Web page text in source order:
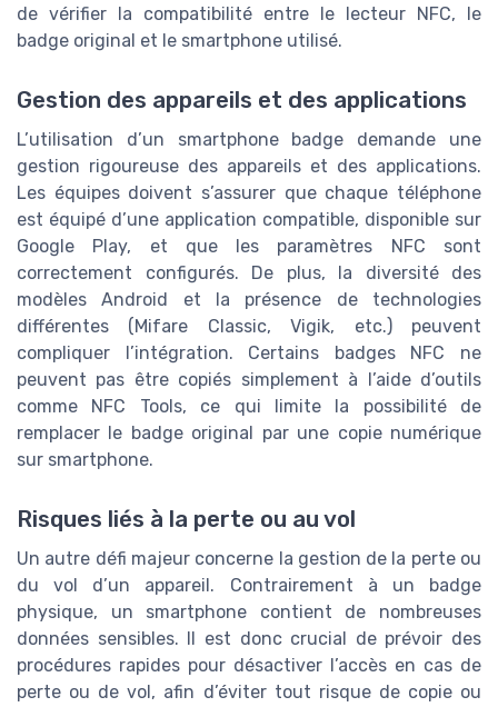
de vérifier la compatibilité entre le lecteur NFC, le
badge original et le smartphone utilisé.
Gestion des appareils et des applications
L’utilisation d’un smartphone badge demande une
gestion rigoureuse des appareils et des applications.
Les équipes doivent s’assurer que chaque téléphone
est équipé d’une application compatible, disponible sur
Google Play, et que les paramètres NFC sont
correctement configurés. De plus, la diversité des
modèles Android et la présence de technologies
différentes (Mifare Classic, Vigik, etc.) peuvent
compliquer l’intégration. Certains badges NFC ne
peuvent pas être copiés simplement à l’aide d’outils
comme NFC Tools, ce qui limite la possibilité de
remplacer le badge original par une copie numérique
sur smartphone.
Risques liés à la perte ou au vol
Un autre défi majeur concerne la gestion de la perte ou
du vol d’un appareil. Contrairement à un badge
physique, un smartphone contient de nombreuses
données sensibles. Il est donc crucial de prévoir des
procédures rapides pour désactiver l’accès en cas de
perte ou de vol, afin d’éviter tout risque de copie ou